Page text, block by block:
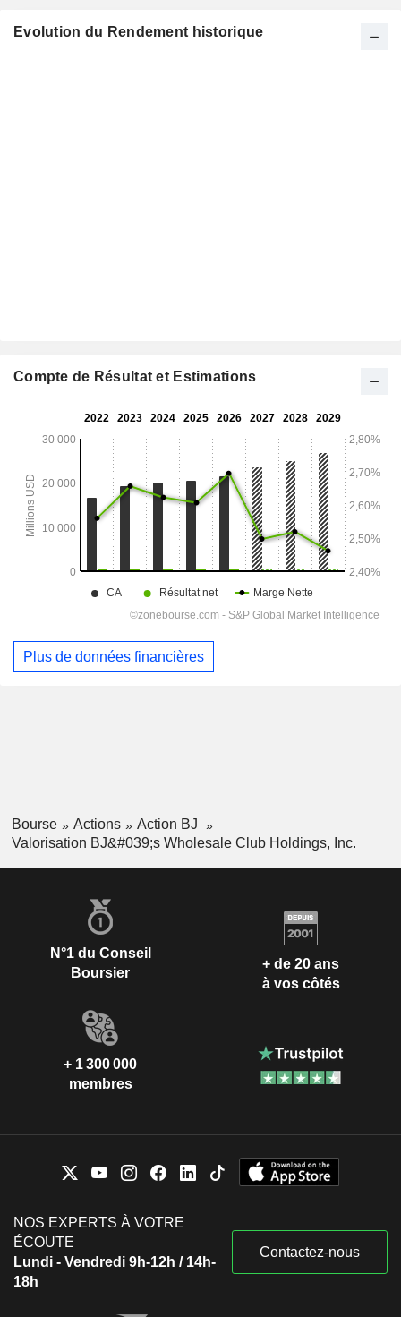
Compte de Résultat et Estimations
Plus de données financières
Evolution du Rendement historique
Bourse Actions
Action BJ
Valorisation BJ&#039;s Wholesale Club Holdings, Inc.
N°1 du Conseil
Boursier
+ de 20 ans
à vos côtés
+ 1 300 000
membres
NOS EXPERTS À VOTRE
ÉCOUTE
Lundi - Vendredi 9h-12h / 14h-
18h
Contactez-nous